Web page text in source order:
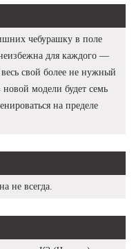
чебурашку в поле
для каждого —
свой более не нужный
модели будет семь
на пределе
не всегда.